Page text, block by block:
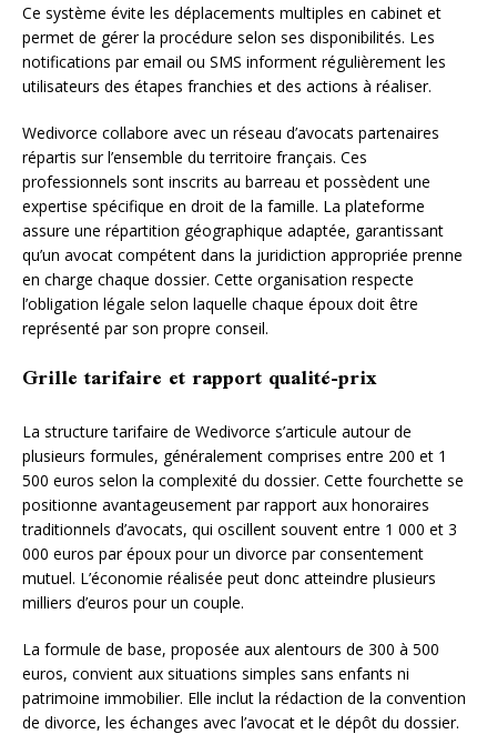
Ce système évite les déplacements multiples en cabinet et
permet de gérer la procédure selon ses disponibilités. Les
notifications par email ou SMS informent régulièrement les
utilisateurs des étapes franchies et des actions à réaliser.
Wedivorce collabore avec un réseau d’avocats partenaires
répartis sur l’ensemble du territoire français. Ces
professionnels sont inscrits au barreau et possèdent une
expertise spécifique en droit de la famille. La plateforme
assure une répartition géographique adaptée, garantissant
qu’un avocat compétent dans la juridiction appropriée prenne
en charge chaque dossier. Cette organisation respecte
l’obligation légale selon laquelle chaque époux doit être
représenté par son propre conseil.
Grille tarifaire et rapport qualité-prix
La structure tarifaire de Wedivorce s’articule autour de
plusieurs formules, généralement comprises entre 200 et 1
500 euros selon la complexité du dossier. Cette fourchette se
positionne avantageusement par rapport aux honoraires
traditionnels d’avocats, qui oscillent souvent entre 1 000 et 3
000 euros par époux pour un divorce par consentement
mutuel. L’économie réalisée peut donc atteindre plusieurs
milliers d’euros pour un couple.
La formule de base, proposée aux alentours de 300 à 500
euros, convient aux situations simples sans enfants ni
patrimoine immobilier. Elle inclut la rédaction de la convention
de divorce, les échanges avec l’avocat et le dépôt du dossier.